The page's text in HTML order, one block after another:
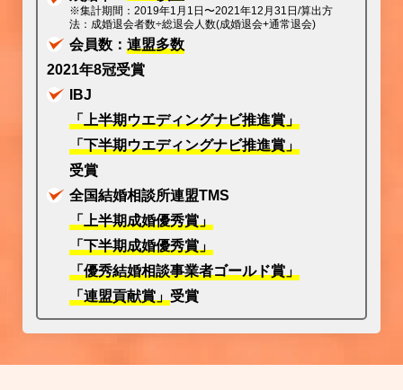
※集計期間：2019年1月1日〜2021年12月31日/算出方
法：成婚退会者数÷総退会人数(成婚退会+通常退会)
会員数： 連盟多数
2021年8冠受賞
IBJ
「上半期ウエディングナビ推進賞」
「下半期ウエディングナビ推進賞」
受賞
全国結婚相談所連盟TMS
「上半期成婚優秀賞」
「下半期成婚優秀賞」
「優秀結婚相談事業者ゴールド賞」
「連盟貢献賞」 受賞